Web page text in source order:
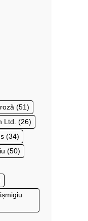
(51)
Ltd. (26)
(34)
(50)